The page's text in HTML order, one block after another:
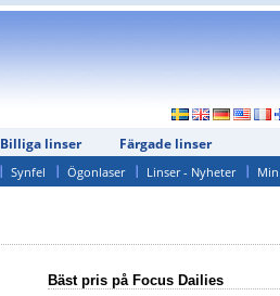
Billiga linser Färgade linser
Synfel Ögonlaser Linser - Nyheter
Bäst pris på Focus Dailies